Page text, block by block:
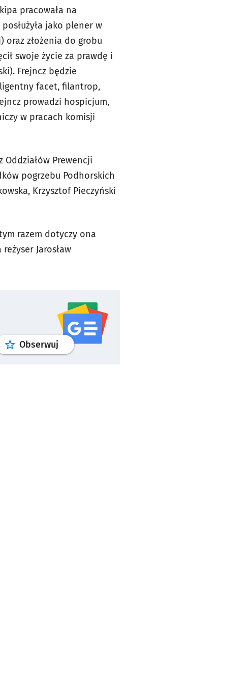
pracowała na
jako plener w
oraz złożenia do grobu
swoje życie za prawdę i
Frejncz będzie
facet, filantrop,
prowadzi hospicjum,
w pracach komisji
Prewencji
pogrzebu Podhorskich
Krzysztof Pieczyński
razem dotyczy ona
Jarosław
Obserwuj profilgoogle news